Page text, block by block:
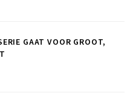
GAAT VOOR GROOT,